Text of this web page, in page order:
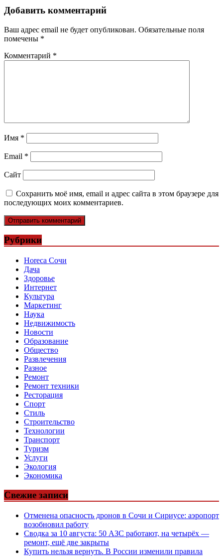
Добавить комментарий
Ваш адрес email не будет опубликован. Обязательные поля
помечены *
Комментарий *
Имя *
Email *
Сайт
Сохранить моё имя, email и адрес сайта в этом браузере для
последующих моих комментариев.
Рубрики
Horeca Сочи
Дача
Здоровье
Интернет
Культура
Маркетинг
Наука
Недвижимость
Новости
Образование
Общество
Развлечения
Разное
Ремонт
Ремонт техники
Ресторация
Спорт
Стиль
Строительство
Технологии
Транспорт
Туризм
Услуги
Экология
Экономика
Свежие записи
Отменена опасность дронов в Сочи и Сириусе: аэропорт
возобновил работу
Сводка за 10 августа: 50 АЗС работают, на четырёх —
ремонт, ещё две закрыты
Купить нельзя вернуть. В России изменили правила